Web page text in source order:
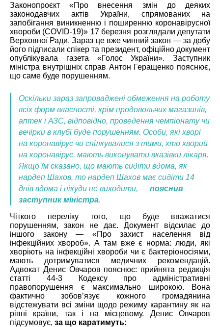
Законопроєкт «Про внесення змін до деяких
законодавчих актів України, спрямованих на
запобігання виникненню і поширенню коронавірусної
хвороби (COVID-19)» 17 березня розглядали депутати
Верховної Ради. Зараз це вже чинний закон — за добу
його підписали спікер та президент, офіційно документ
опублікувала газета «Голос України». Заступник
міністра внутрішніх справ Антон Геращенко пояснює,
що саме буде порушенням.
Оскільки зараз запроваджені обмеження на роботу
всіх форм власності, крім продовольчих магазинів,
аптек і АЗС, відповідно, проведення чемпіонату чи
вечірки в клубі буде порушенням. Особи, які хворі
на коронавірус чи спілкувалися з тими, хто хворий
на коронавірус, мають виконувати вказівки лікаря.
Якщо їм сказано, що мають сидіти вдома, як
нардеп Шахов, то нардеп Шахов має сидіти 14
днів вдома і нікуди не виходити, — пояснив
заступник міністра.
Чіткого переліку того, що буде вважатися
порушенням, закон не дає. Документ відсилає до
іншого закону — «Про захист населення від
інфекційних хвороб». А там вже є норма: люди, які
хворіють на інфекційні хвороби чи є бактеріоносіями,
мають дотримуватися медичних рекомендацій.
Адвокат Денис Овчаров пояснює: прийнята редакція
статті 44-3 Кодексу про адміністративні
правопорушення є максимально широкою. Вона
фактично зобов’язує кожного громадянина
відстежувати всі зміни щодо режиму карантину як на
рівні країни, так і на місцевому. Денис Овчаров
підсумовує, за що каратимуть: